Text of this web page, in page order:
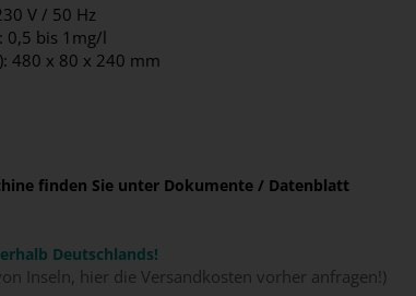
V / 50 Hz
0,5 bis 1mg/l
480 x 80 x 240 mm
finden Sie unter Dokumente / Datenblatt
Deutschlands!
Inseln, hier die Versandkosten vorher anfragen!)